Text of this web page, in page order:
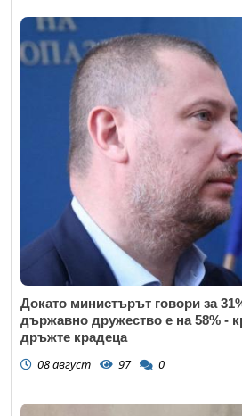
Докато министърът говори за
държавно дружество е на 58% -
дръжте крадеца
08 август 97 0